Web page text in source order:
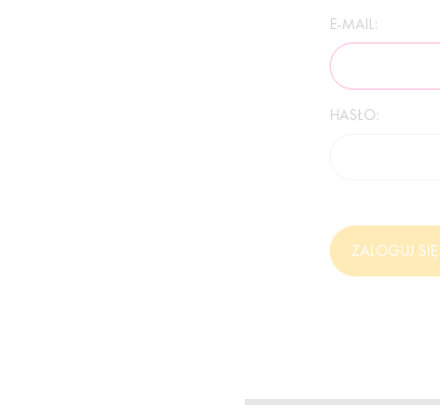
E-MAIL:
HASŁO:
ZALOGUJ SIĘ